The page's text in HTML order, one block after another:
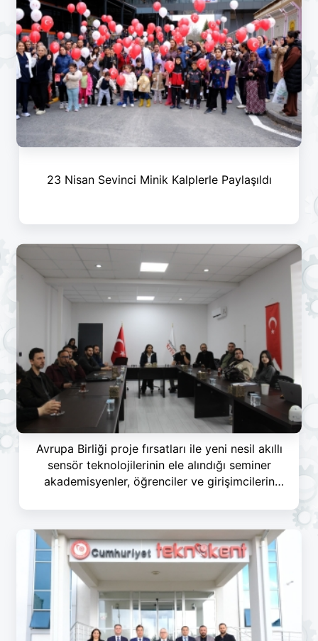
23 Nisan Sevinci Minik Kalplerle Paylaşıldı
Avrupa Birliği proje fırsatları ile yeni nesil akıllı
sensör teknolojilerinin ele alındığı seminer
akademisyenler, öğrenciler ve girişimcilerin